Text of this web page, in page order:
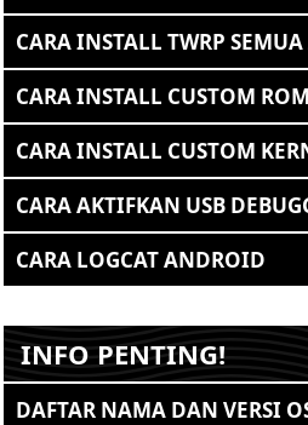
CARA INSTALL TWRP
CARA INSTALL CUSTOM
CARA INSTALL CUSTOM
CARA AKTIFKAN USB
CARA LOGCAT ANDROID
INFO PENTING!
DAFTAR NAMA DAN VERSI